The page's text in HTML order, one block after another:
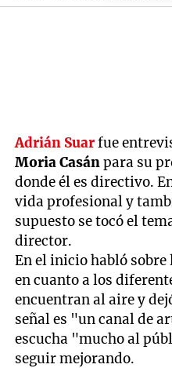
Adrián Suarfue
Moria Casánpara su
donde él es directivo.
vida profesional y
supuesto se tocó el
director.
En el inicio habló
en cuanto a los
encuentran al aire y
señal es "un canal de
escucha "mucho al
seguir mejorando.